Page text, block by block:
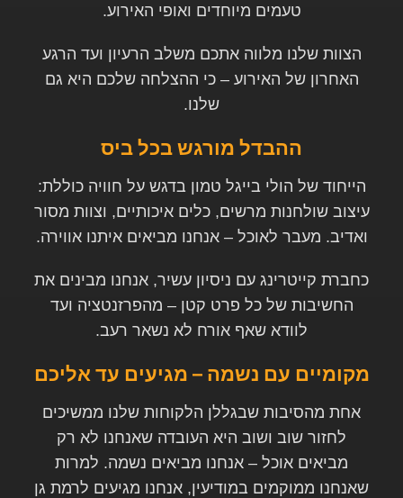
טעמים מיוחדים ואופי האירוע.
הצוות שלנו מלווה אתכם משלב הרעיון ועד הרגע
האחרון של האירוע – כי ההצלחה שלכם היא גם
שלנו.
ההבדל מורגש בכל ביס
הייחוד של הולי בייגל טמון בדגש על חוויה כוללת:
עיצוב שולחנות מרשים, כלים איכותיים, וצוות מסור
ואדיב. מעבר לאוכל – אנחנו מביאים איתנו אווירה.
כחברת קייטרינג עם ניסיון עשיר, אנחנו מבינים את
החשיבות של כל פרט קטן – מהפרזנטציה ועד
לוודא שאף אורח לא נשאר רעב.
מקומיים עם נשמה – מגיעים עד אליכם
אחת מהסיבות שבגללן הלקוחות שלנו ממשיכים
לחזור שוב ושוב היא העובדה שאנחנו לא רק
מביאים אוכל – אנחנו מביאים נשמה. למרות
שאנחנו ממוקמים במודיעין, אנחנו מגיעים לרמת גן